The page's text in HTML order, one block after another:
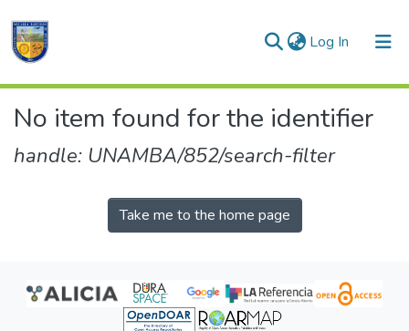
Log In (current)
Communities & Collections
No item found for the identifier
handle: UNAMBA/852/search-filter
Take me to the home page